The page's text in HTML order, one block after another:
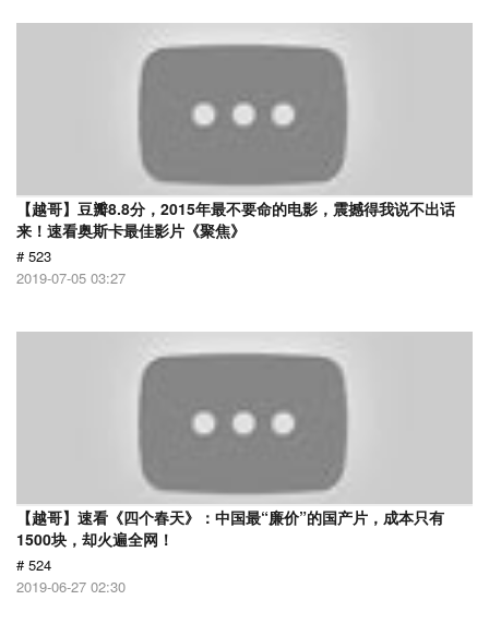
【越哥】豆瓣8.8分，2015年最不要命的电影，震撼得我说不出话
来！速看奥斯卡最佳影片《聚焦》
# 523
2019-07-05 03:27
【越哥】速看《四个春天》：中国最“廉价”的国产片，成本只有
1500块，却火遍全网！
# 524
2019-06-27 02:30